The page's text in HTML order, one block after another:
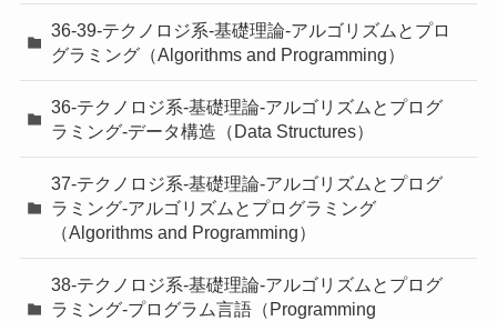
36-39-テクノロジ系-基礎理論-アルゴリズムとプロ
グラミング（Algorithms and Programming）
36-テクノロジ系-基礎理論-アルゴリズムとプログ
ラミング-データ構造（Data Structures）
37-テクノロジ系-基礎理論-アルゴリズムとプログ
ラミング-アルゴリズムとプログラミング
（Algorithms and Programming）
38-テクノロジ系-基礎理論-アルゴリズムとプログ
ラミング-プログラム言語（Programming